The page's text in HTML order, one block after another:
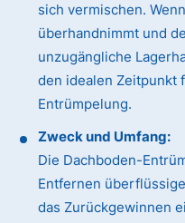
sich vermischen.
überhandnimmt und
unzugängliche
den idealen Zeitpunkt
Entrümpelung.
Zweck und Umfang:
Die Dachboden-
Entfernen
das Zurückgewinnen